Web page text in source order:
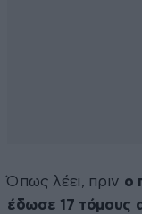
Όπως λέει, πριν ο
έδωσε 17 τόμους